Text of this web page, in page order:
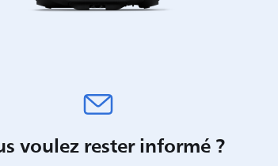
voulez rester informé ?